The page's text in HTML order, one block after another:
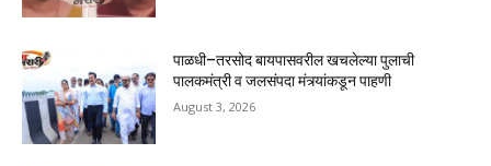
पाळधी–तरसोद बायपासवरील खचलेल्या पुलाची
पालकमंत्री व जलसंपदा मंत्र्यांकडून पाहणी
August 3, 2026